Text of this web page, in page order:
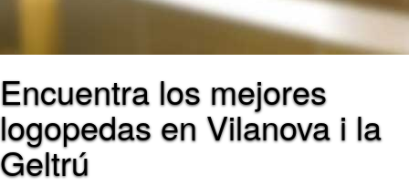
Encuentra los mejores
logopedas en Vilanova i la
Geltrú